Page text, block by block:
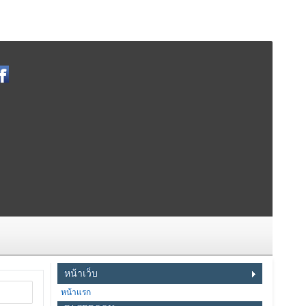
หน้าเว็บ
หน้าแรก